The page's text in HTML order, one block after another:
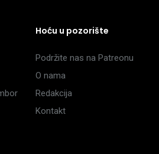
Hoću u pozorište
Podržite nas na Patreonu
O nama
Redakcija
Kontakt